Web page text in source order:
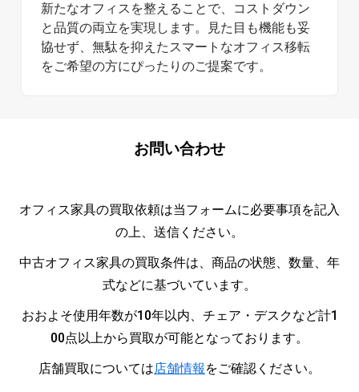
新たなオフィスを整えることで、コストダウン
と品質の両立を実現します。見た目も機能も妥
協せず、無駄を抑えたスマートなオフィス移転
をご希望の方にぴったりのご提案です。
お問い合わせ
オフィス家具の買取依頼は当フォームに必要事項を記入
の上、送信ください。
中古オフィス家具の買取条件は、商品の状態、数量、年
式などに基づいています。
おおよそ使用年数が10年以内、チェア・デスクなど計1
00点以上から買取が可能となっております。
店舗買取については店舗情報 をご確認ください。